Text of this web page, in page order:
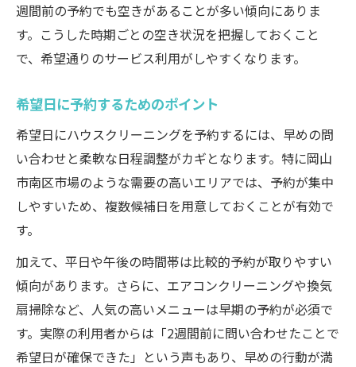
週間前の予約でも空きがあることが多い傾向にありま
す。こうした時期ごとの空き状況を把握しておくこと
で、希望通りのサービス利用がしやすくなります。
希望日に予約するためのポイント
希望日にハウスクリーニングを予約するには、早めの問
い合わせと柔軟な日程調整がカギとなります。特に岡山
市南区市場のような需要の高いエリアでは、予約が集中
しやすいため、複数候補日を用意しておくことが有効で
す。
加えて、平日や午後の時間帯は比較的予約が取りやすい
傾向があります。さらに、エアコンクリーニングや換気
扇掃除など、人気の高いメニューは早期の予約が必須で
す。実際の利用者からは「2週間前に問い合わせたことで
希望日が確保できた」という声もあり、早めの行動が満